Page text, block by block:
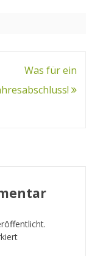
Was für ein